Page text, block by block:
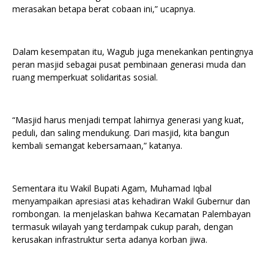
merasakan betapa berat cobaan ini,” ucapnya.
Dalam kesempatan itu, Wagub juga menekankan pentingnya
peran masjid sebagai pusat pembinaan generasi muda dan
ruang memperkuat solidaritas sosial.
“Masjid harus menjadi tempat lahirnya generasi yang kuat,
peduli, dan saling mendukung. Dari masjid, kita bangun
kembali semangat kebersamaan,” katanya.
Sementara itu Wakil Bupati Agam, Muhamad Iqbal
menyampaikan apresiasi atas kehadiran Wakil Gubernur dan
rombongan. Ia menjelaskan bahwa Kecamatan Palembayan
termasuk wilayah yang terdampak cukup parah, dengan
kerusakan infrastruktur serta adanya korban jiwa.